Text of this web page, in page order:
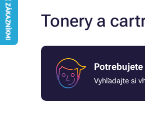
Tonery a
Vyhľadajte si